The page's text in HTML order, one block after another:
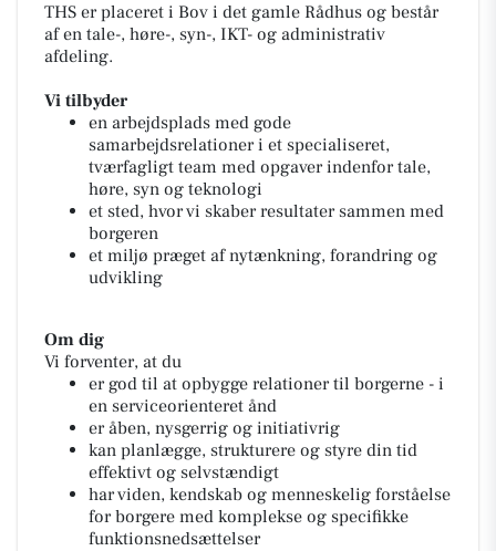
THS er placeret i Bov i det gamle Rådhus og består
af en tale-, høre-, syn-, IKT- og administrativ
afdeling.
Vi tilbyder
en arbejdsplads med gode
samarbejdsrelationer i et specialiseret,
tværfagligt team med opgaver indenfor tale,
høre, syn og teknologi
et sted, hvor vi skaber resultater sammen med
borgeren
et miljø præget af nytænkning, forandring og
udvikling
Om dig
Vi forventer, at du
er god til at opbygge relationer til borgerne - i
en serviceorienteret ånd
er åben, nysgerrig og initiativrig
kan planlægge, strukturere og styre din tid
effektivt og selvstændigt
har viden, kendskab og menneskelig forståelse
for borgere med komplekse og specifikke
funktionsnedsættelser